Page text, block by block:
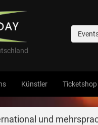
Künstler Ticketshop
und